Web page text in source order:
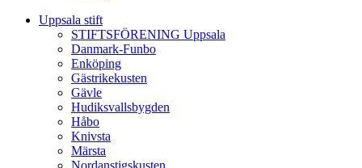
Uppsala stift
STIFTSFÖRENING Uppsala
Danmark-Funbo
Enköping
Gästrikekusten
Gävle
Hudiksvallsbygden
Håbo
Knivsta
Märsta
Nordanstigskusten